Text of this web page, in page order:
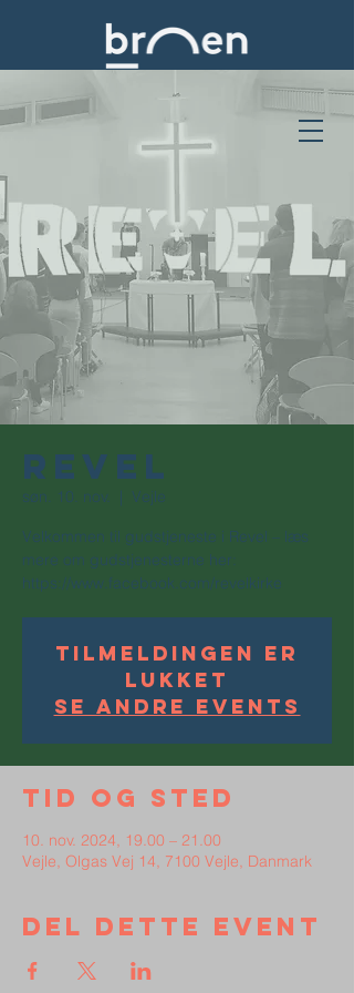
Revel
søn. 10. nov.
  |
Vejle
Velkommen til gudstjeneste i Revel – læs
mere om gudstjenesterne her:
https://www.facebook.com/revelkirke
Tilmeldingen er
lukket
Se andre events
Tid og sted
10. nov. 2024, 19.00 – 21.00
Vejle, Olgas Vej 14, 7100 Vejle, Danmark
Del dette event